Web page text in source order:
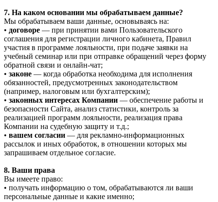
7. На каком основании мы обрабатываем данные?
Мы обрабатываем ваши данные, основываясь на:
• договоре — при принятии вами Пользовательского
соглашения для регистрации личного кабинета, Правил
участия в программе лояльности, при подаче заявки на
учебный семинар или при отправке обращений через форму
обратной связи и онлайн-чат;
• законе — когда обработка необходима для исполнения
обязанностей, предусмотренных законодательством
(например, налоговым или бухгалтерским);
• законных интересах Компании — обеспечение работы и
безопасности Сайта, анализ статистики, контроль за
реализацией программ лояльности, реализация права
Компании на судебную защиту и т.д.;
• вашем согласии — для рекламно-информационных
рассылок и иных обработок, в отношении которых мы
запрашиваем отдельное согласие.
8. Ваши права
Вы имеете право:
• получать информацию о том, обрабатываются ли ваши
персональные данные и какие именно;